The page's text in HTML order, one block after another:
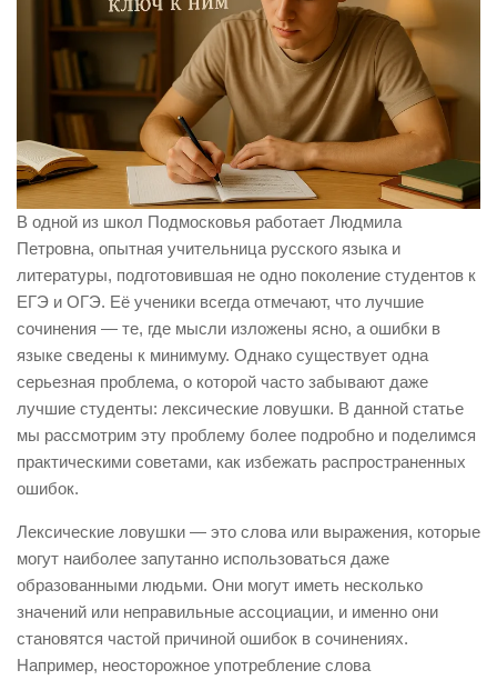
В одной из школ Подмосковья работает Людмила
Петровна, опытная учительница русского языка и
литературы, подготовившая не одно поколение студентов к
ЕГЭ и ОГЭ. Её ученики всегда отмечают, что лучшие
сочинения — те, где мысли изложены ясно, а ошибки в
языке сведены к минимуму. Однако существует одна
серьезная проблема, о которой часто забывают даже
лучшие студенты: лексические ловушки. В данной статье
мы рассмотрим эту проблему более подробно и поделимся
практическими советами, как избежать распространенных
ошибок.
Лексические ловушки — это слова или выражения, которые
могут наиболее запутанно использоваться даже
образованными людьми. Они могут иметь несколько
значений или неправильные ассоциации, и именно они
становятся частой причиной ошибок в сочинениях.
Например, неосторожное употребление слова